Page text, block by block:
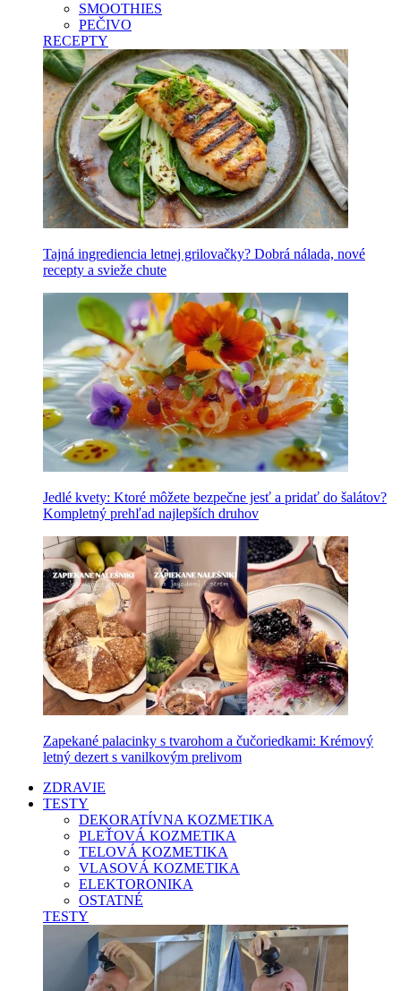
SMOOTHIES
PEČIVO
RECEPTY
Tajná ingrediencia letnej grilovačky? Dobrá nálada, nové
recepty a svieže chute
Jedlé kvety: Ktoré môžete bezpečne jesť a pridať do šalátov?
Kompletný prehľad najlepších druhov
Zapekané palacinky s tvarohom a čučoriedkami: Krémový
letný dezert s vanilkovým prelivom
ZDRAVIE
TESTY
DEKORATÍVNA KOZMETIKA
PLEŤOVÁ KOZMETIKA
TELOVÁ KOZMETIKA
VLASOVÁ KOZMETIKA
ELEKTORONIKA
OSTATNÉ
TESTY